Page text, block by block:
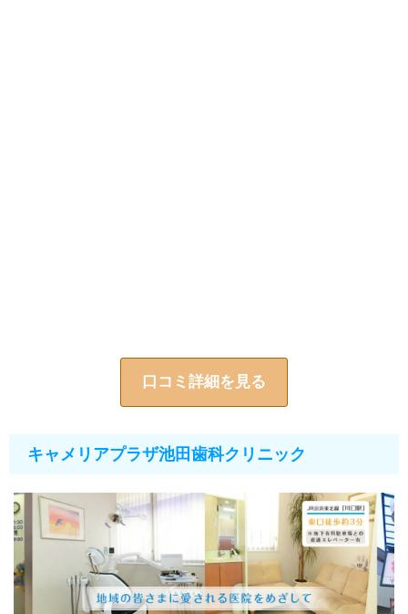
口コミ詳細を見る
キャメリアプラザ池田歯科クリニック